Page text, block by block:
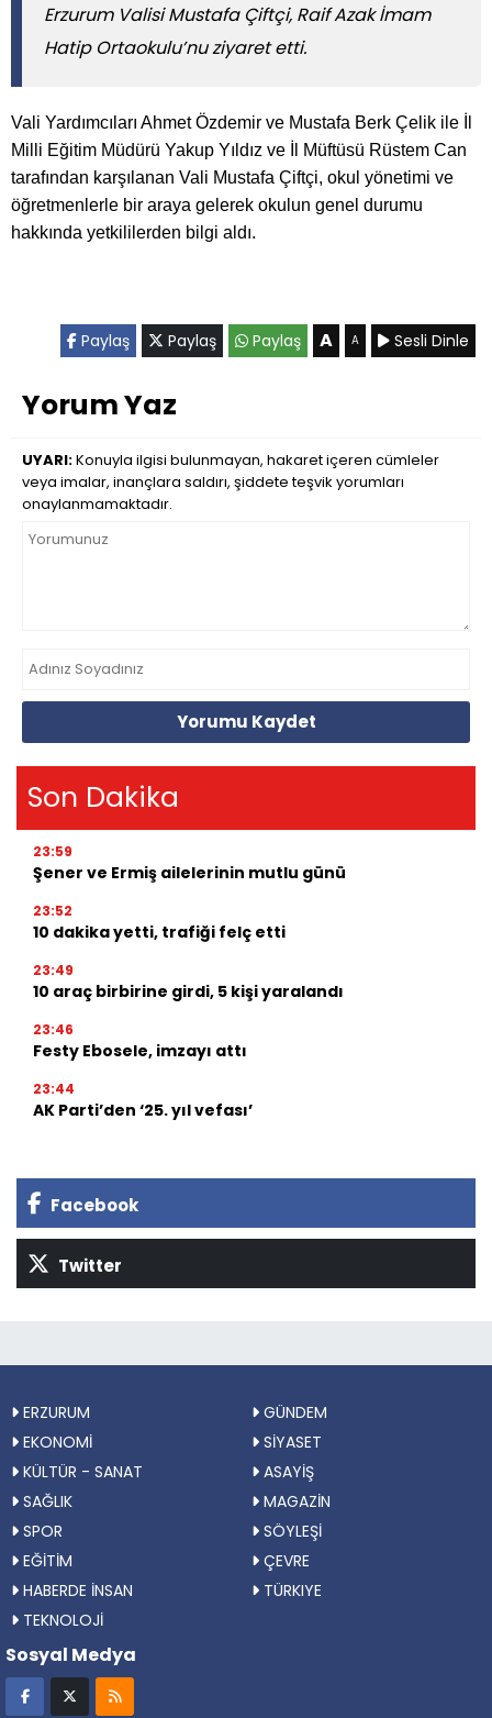
Erzurum Valisi Mustafa Çiftçi, Raif Azak İmam
Hatip Ortaokulu’nu ziyaret etti.
Vali Yardımcıları Ahmet Özdemir ve Mustafa Berk Çelik ile İl
Milli Eğitim Müdürü Yakup Yıldız ve İl Müftüsü Rüstem Can
tarafından karşılanan Vali Mustafa Çiftçi, okul yönetimi ve
öğretmenlerle bir araya gelerek okulun genel durumu
hakkında yetkililerden bilgi aldı.
Paylaş Paylaş Paylaş A A Sesli Dinle
Yorum Yaz
UYARI:Konuyla ilgisi bulunmayan, hakaret içeren cümleler
veya imalar, inançlara saldırı, şiddete teşvik yorumları
onaylanmamaktadır.
Yorumu Kaydet
Son Dakika
23:59
Şener ve Ermiş ailelerinin mutlu günü
23:52
10 dakika yetti, trafiği felç etti
23:49
10 araç birbirine girdi, 5 kişi yaralandı
23:46
Festy Ebosele, imzayı attı
23:44
AK Parti’den ‘25. yıl vefası’
Facebook
Twitter
ERZURUM
GÜNDEM
EKONOMİ
SİYASET
KÜLTÜR - SANAT
ASAYİŞ
SAĞLIK
MAGAZİN
SPOR
SÖYLEŞİ
EĞİTİM
ÇEVRE
HABERDE İNSAN
TÜRKIYE
TEKNOLOJİ
Sosyal Medya